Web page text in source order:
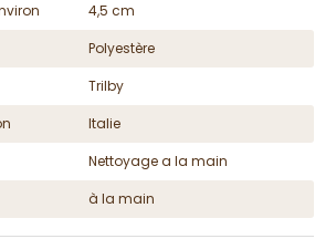
4,5 cm
Polyestère
Trilby
Italie
Nettoyage a la main
à la main